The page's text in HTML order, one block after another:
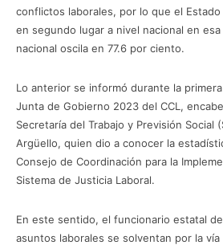
conflictos laborales, por lo que el
en segundo lugar a nivel nacional en
nacional oscila en 77.6 por ciento.
Lo anterior se informó durante la
Junta de Gobierno 2023 del CCL,
Secretaría del Trabajo y Previsión Social
Argüello, quien dio a conocer la
Consejo de Coordinación para la
Sistema de Justicia Laboral.
En este sentido, el funcionario estatal
asuntos laborales se solventan por la